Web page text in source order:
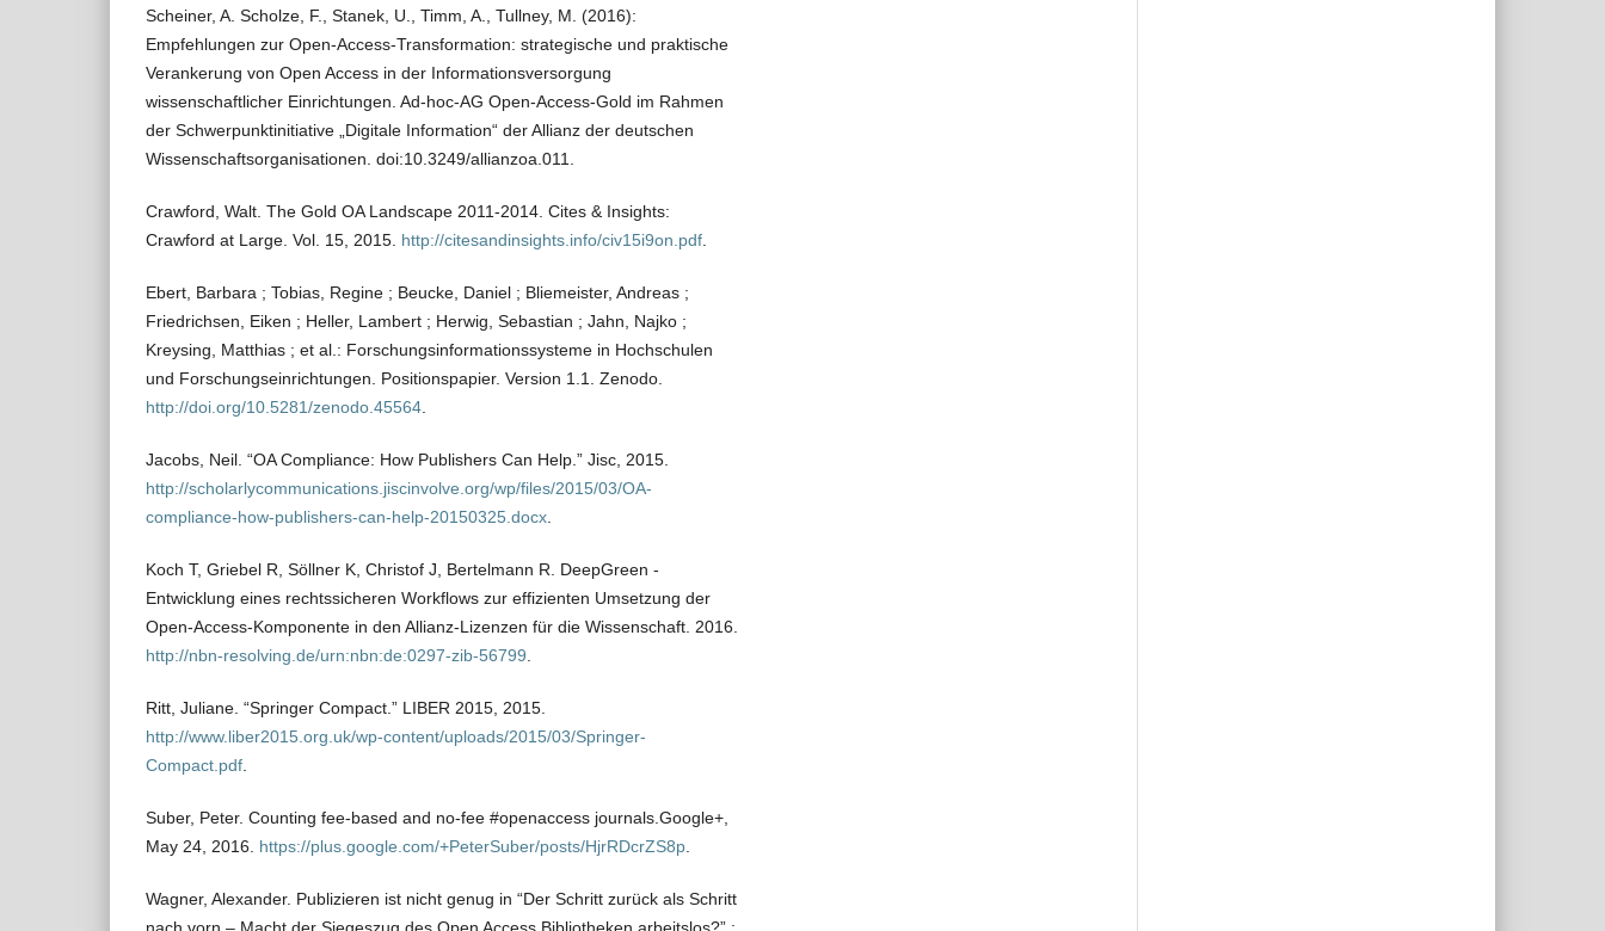
Scheiner, A. Scholze, F., Stanek, U., Timm, A., Tullney, M. (2016):
Empfehlungen zur Open-Access-Transformation: strategische und praktische
Verankerung von Open Access in der Informationsversorgung
wissenschaftlicher Einrichtungen. Ad-hoc-AG Open-Access-Gold im Rahmen
der Schwerpunktinitiative „Digitale Information“ der Allianz der deutschen
Wissenschaftsorganisationen. doi:10.3249/allianzoa.011.
Crawford, Walt. The Gold OA Landscape 2011-2014. Cites & Insights:
Crawford at Large. Vol. 15, 2015. http://citesandinsights.info/civ15i9on.pdf
Ebert, Barbara ; Tobias, Regine ; Beucke, Daniel ; Bliemeister, Andreas ;
Friedrichsen, Eiken ; Heller, Lambert ; Herwig, Sebastian ; Jahn, Najko ;
Kreysing, Matthias ; et al.: Forschungsinformationssysteme in Hochschulen
und Forschungseinrichtungen. Positionspapier. Version 1.1. Zenodo.
http://doi.org/10.5281/zenodo.45564
Jacobs, Neil. “OA Compliance: How Publishers Can Help.” Jisc, 2015.
http://scholarlycommunications.jiscinvolve.org/wp/files/2015/03/OA-
compliance-how-publishers-can-help-20150325.docx
Koch T, Griebel R, Söllner K, Christof J, Bertelmann R. DeepGreen -
Entwicklung eines rechtssicheren Workflows zur effizienten Umsetzung der
Open-Access-Komponente in den Allianz-Lizenzen für die Wissenschaft. 2016.
http://nbn-resolving.de/urn:nbn:de:0297-zib-56799
Ritt, Juliane. “Springer Compact.” LIBER 2015, 2015.
http://www.liber2015.org.uk/wp-content/uploads/2015/03/Springer-
Compact.pdf
Suber, Peter. Counting fee-based and no-fee #openaccess journals.Google+,
May 24, 2016. https://plus.google.com/+PeterSuber/posts/HjrRDcrZS8p
Wagner, Alexander. Publizieren ist nicht genug in “Der Schritt zurück als Schritt
nach vorn – Macht der Siegeszug des Open Access Bibliotheken arbeitslos?” :